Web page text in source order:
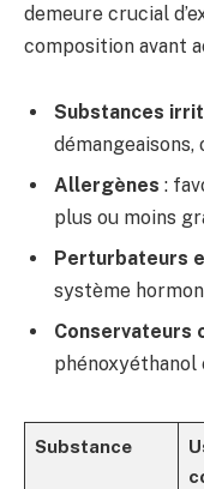
demeure crucial
composition avant
Substances
Allergènes :
plus ou moins
Perturbateurs
système
Conservateurs
Substance